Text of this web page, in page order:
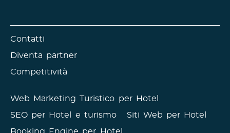
Contatti
Diventa partner
Competitività
Web Marketing Turistico per Hotel
SEO per Hotel e turismo
Siti Web per Hotel